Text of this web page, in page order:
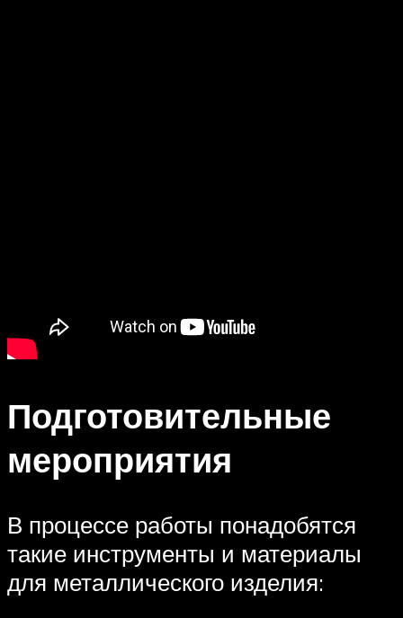
Подготовительные
мероприятия
В процессе работы понадобятся
такие инструменты и материалы
для металлического изделия: